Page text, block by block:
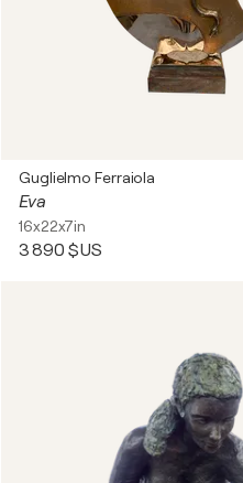
Guglielmo Ferraiola
Eva
16x22x7in
3 890 $US